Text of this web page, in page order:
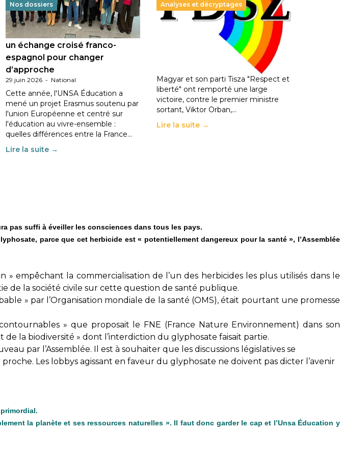
Nos dossiers
Éducation au vivre-ensemble :
un échange croisé franco-
espagnol pour changer
d’approche
29 juin 2026 - National
Cette année, l'UNSA Éducation a
mené un projet Erasmus soutenu par
l'union Européenne et centré sur
l'éducation au vivre-ensemble :
quelles différences entre la France…
Lire la suite →
Analyses et décryptages
Hongrie : du changement pour
les politiques éducatives, aussi !
En Hongrie, le conservateur Peter
Magyar et son parti Tisza "Respect et
liberté" ont remporté une large
victoire, contre le premier ministre
sortant, Viktor Orban,…
Lire la suite →
pas suffi à éveiller les consciences dans tous les pays.
parce que cet herbicide est « potentiellement dangereux pour la santé », l’Assemblée
la commercialisation de l’un des herbicides les plus utilisés dans le
de la société civile sur cette question de santé publique.
» par l’Organisation mondiale de la santé (OMS), était pourtant une promesse
» que proposait le FNE (France Nature Environnement) dans son
la biodiversité » dont l’interdiction du glyphosate faisait partie.
par l’Assemblée. Il est à souhaiter que les discussions législatives se
Les lobbys agissant en faveur du glyphosate ne doivent pas dicter l’avenir
la planète et ses ressources naturelles ». Il faut donc garder le cap et l’Unsa Éducation y